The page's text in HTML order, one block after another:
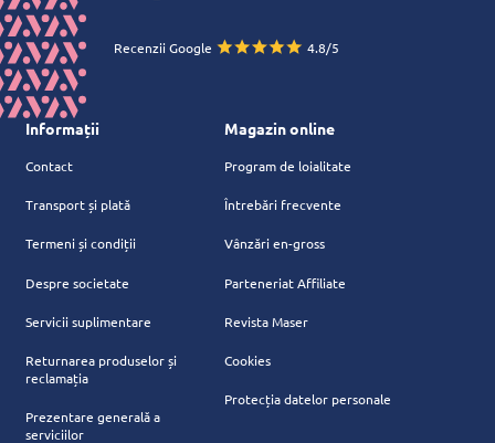
Recenzii Google 4.8/5
Informații
Contact
Transport și plată
Termeni și condiții
Despre societate
Servicii suplimentare
Returnarea produselor și
reclamația
Prezentare generală a
serviciilor
Magazin online
Program de loialitate
Întrebări frecvente
Vânzări en-gross
Parteneriat Affiliate
Revista Maser
Cookies
Protecția datelor personale